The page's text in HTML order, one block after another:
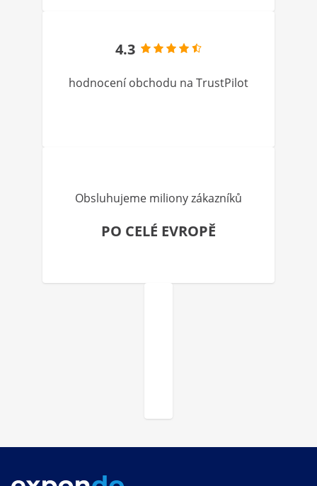
4.3
hodnocení obchodu na TrustPilot
Obsluhujeme miliony zákazníků
PO CELÉ EVROPĚ